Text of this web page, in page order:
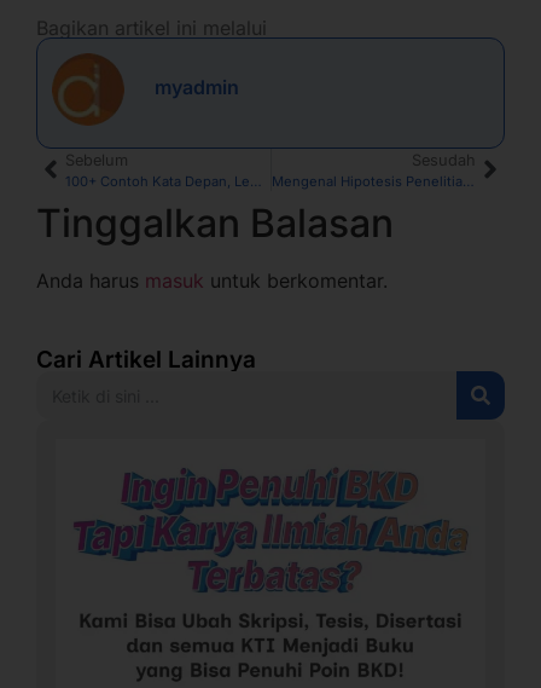
Bagikan artikel ini melalui
myadmin
Sebelum
100+ Contoh Kata Depan, Lengkap dengan Pembahasan Lainnya
Sesudah
Mengenal Hipotesis Penelitian dalam Riset Ilmiah
Tinggalkan Balasan
Anda harus masuk untuk berkomentar.
Cari Artikel Lainnya